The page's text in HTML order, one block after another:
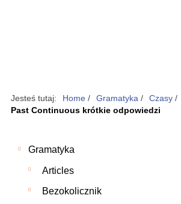
Jesteś tutaj: Home / Gramatyka / Czasy /
Past Continuous krótkie odpowiedzi
Gramatyka
Articles
Bezokolicznik